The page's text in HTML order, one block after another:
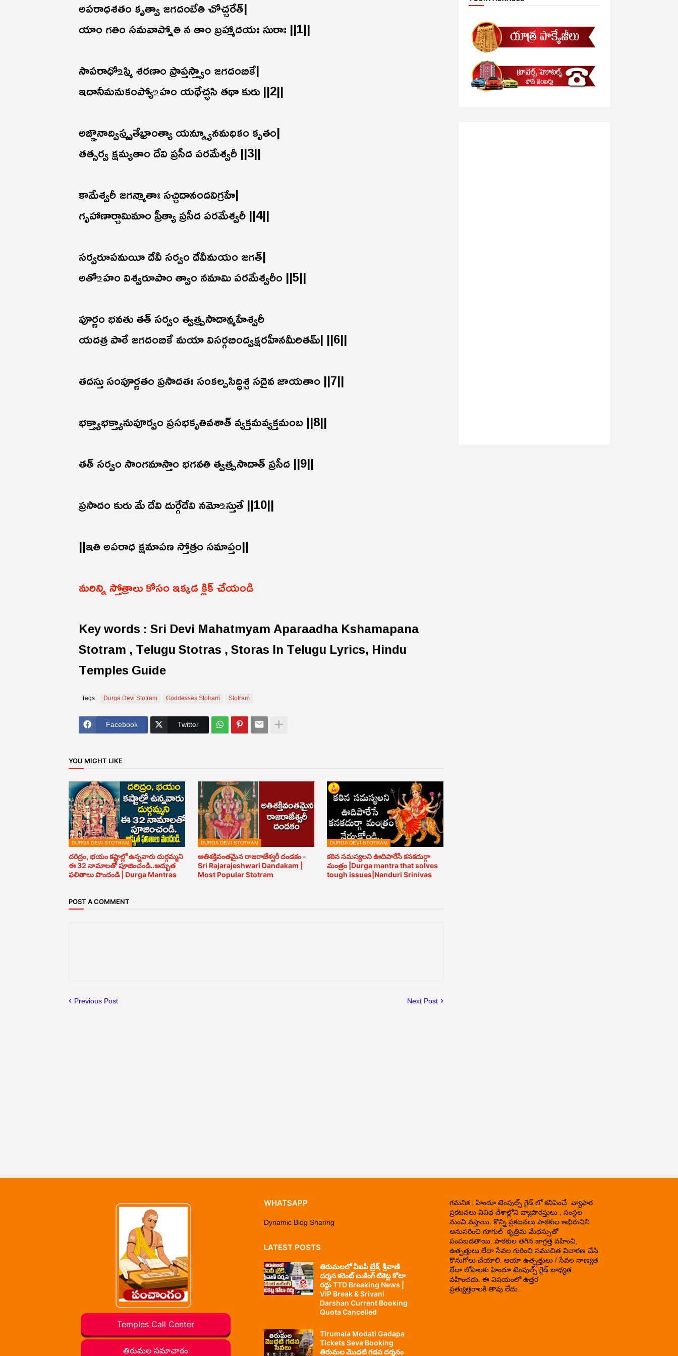
అపరాధశతం కృత్వా జగదంబేతి చోచ్చరేత్|
యాం గతిం సమవాప్నోతి న తాం బ్రహ్మాదయః సురాః ||1||
సాపరాధో ‌உస్మి శరణాం ప్రాప్తస్త్వాం జగదంబికే|
ఇదానీమనుకంప్యో ‌உహం యథేచ్ఛసి తథా కురు ||2||
అఙ్ఞానాద్విస్మృతేభ్రాంత్యా యన్న్యూనమధికం కృతం|
తత్సర్వ క్షమ్యతాం దేవి ప్రసీద పరమేశ్వరీ ||3||
కామేశ్వరీ జగన్మాతాః సచ్చిదానందవిగ్రహే|
గృహాణార్చామిమాం ప్రీత్యా ప్రసీద పరమేశ్వరీ ||4||
సర్వరూపమయీ దేవీ సర్వం దేవీమయం జగత్|
అతో ‌உహం విశ్వరూపాం త్వాం నమామి పరమేశ్వరీం ||5||
పూర్ణం భవతు తత్ సర్వం త్వత్ప్రసాదాన్మహేశ్వరీ
యదత్ర పాఠే జగదంబికే మయా విసర్గబింద్వక్షరహీనమీరితమ్| ||6||
తదస్తు సంపూర్ణతం ప్రసాదతః సంకల్పసిద్ధిశ్చ సదైవ జాయతాం ||7||
భక్త్యాభక్త్యానుపూర్వం ప్రసభకృతివశాత్ వ్యక్తమవ్యక్తమంబ ||8||
తత్ సర్వం సాంగమాస్తాం భగవతి త్వత్ప్రసాదాత్ ప్రసీద ||9||
ప్రసాదం కురు మే దేవి దుర్గేదేవి నమో ‌உస్తుతే ||10||
||ఇతి అపరాధ క్షమాపణ స్తోత్రం సమాప్తం||
మరిన్ని స్తోత్రాలు కోసం ఇక్కడ క్లిక్ చేయండి
Key words : Sri Devi Mahatmyam Aparaadha Kshamapana
Stotram , Telugu Stotras , Storas In Telugu Lyrics, Hindu
Temples Guide
Tags Durga Devi Stotram Goddesses Stotram Stotram
Facebook Twitter
YOU MIGHT LIKE
DURGA DEVI STOTRAM
దరిద్రం, భయం కష్టాల్లో ఉన్నవారు దుర్గమ్మని
ఈ 32 నామాలతో పూజించండి..అద్భుత
ఫలితాలు పొందండి | Durga Mantras
DURGA DEVI STOTRAM
అతిశక్తివంతమైన రాజరాజేశ్వరీ దండకం -
Sri Rajarajeshwari Dandakam |
Most Popular Stotram
DURGA DEVI STOTRAM
కఠిన సమస్యలని ఊదిపారేసే కనకదుర్గా
మంత్రం |Durga mantra that solves
tough issues|Nanduri Srinivas
POST A COMMENT
Previous Post Next Post
Temples Call Center
తిరుమల సమాచారం
WHATSAPP
Dynamic Blog Sharing
LATEST POSTS
తిరుమలలో వీఐపీ బ్రేక్, శ్రీవాణి
దర్శన కరెంట్ బుకింగ్ టికెట్ల కోటా
రద్దు TTD Breaking News |
VIP Break & Srivani
Darshan Current Booking
Quota Cancelled
Tirumala Modati Gadapa
Tickets Seva Booking
తిరుమల మొదటి గడప దర్శనం
గమనిక : హిందూ టెంపుల్స్ గైడ్ లో కనిపించే వ్యాపార
ప్రకటనలు వివిధ దేశాల్లోని వ్యాపారస్తులు , సంస్థల
నుంచి వస్తాయి. కొన్ని ప్రకటనలు పాఠకుల అభిరుచిని
అనుసరించి గూగుల్ కృత్రిమ మేధస్సుతో
పంపబడతాయి. పాఠకుల తగిన జాగ్రత్త వహించి,
ఉత్పత్తులు లేదా సేవల గురించి సముచిత విచారణ చేసి
కొనుగోలు చేయాలి. ఆయా ఉత్పత్తులు / సేవల నాణ్యత
లేదా లోపాలకు హిందూ టెంపుల్స్ గైడ్ బాధ్యత
వహించదు. ఈ విషయంలో ఉత్తర
ప్రత్యుత్తరాలకి తావు లేదు.